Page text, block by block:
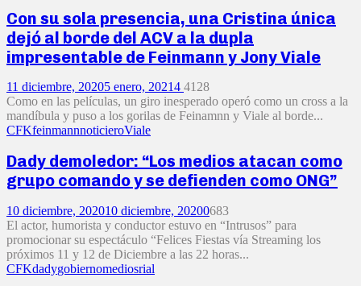
Con su sola presencia, una Cristina única
dejó al borde del ACV a la dupla
impresentable de Feinmann y Jony Viale
11 diciembre, 20205 enero, 20214 4128
Como en las películas, un giro inesperado operó como un cross a la
mandíbula y puso a los gorilas de Feinamnn y Viale al borde...
CFKfeinmannnoticieroViale
Dady demoledor: “Los medios atacan como
grupo comando y se defienden como ONG”
10 diciembre, 202010 diciembre, 20200683
El actor, humorista y conductor estuvo en “Intrusos” para
promocionar su espectáculo “Felices Fiestas vía Streaming los
próximos 11 y 12 de Diciembre a las 22 horas...
CFKdadygobiernomediosrial